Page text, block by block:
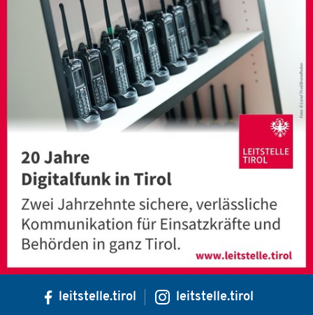
leitstelle.tirol leitstelle.tirol